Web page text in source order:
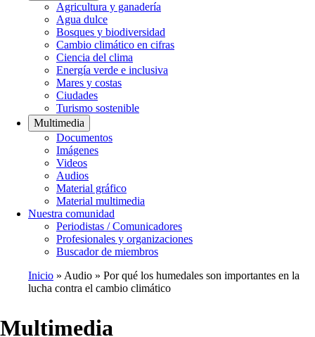
Agricultura y ganadería
Agua dulce
Bosques y biodiversidad
Cambio climático en cifras
Ciencia del clima
Energía verde e inclusiva
Mares y costas
Ciudades
Turismo sostenible
Multimedia
Documentos
Imágenes
Videos
Audios
Material gráfico
Material multimedia
Nuestra comunidad
Periodistas / Comunicadores
Profesionales y organizaciones
Buscador de miembros
Ruta
navegación
Inicio Audio
Por qué los humedales son importantes en la
lucha contra el cambio climático
Multimedia